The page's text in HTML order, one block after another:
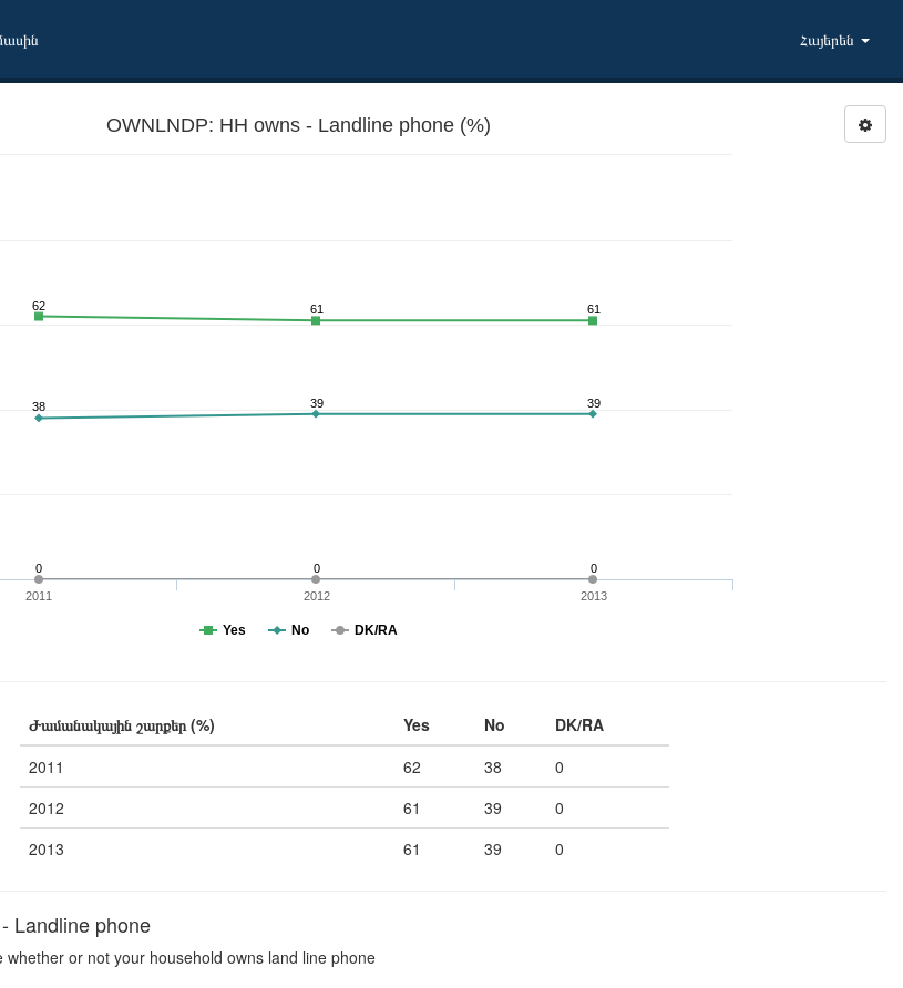
Հայերեն
OWNLNDP: HH owns - Landline phone (%)
0 0 0
38 39 39
62 61 61
Yes No DK/RA
2011 2012 2013
Ժամանակային շարքեր (%) Yes No
DK/RA
2011
62 38
0
2012
61 39
0
2013
61 39 0
Landline phone
whether or not your household owns land line phone